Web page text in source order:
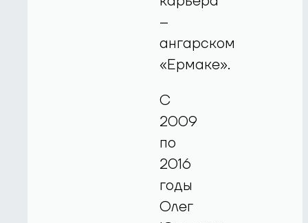
–
ангарском
«Ермаке».
С
2009
по
2016
годы
Олег